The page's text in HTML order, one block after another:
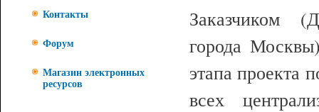
Контакты
Форум
Магазин электронных
ресурсов
Заказчиком
города
этапа
всех